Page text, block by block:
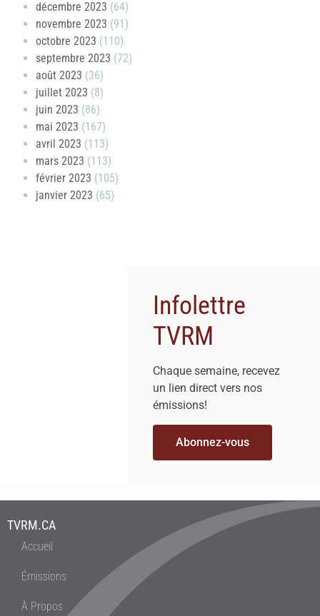
décembre 2023 (64)
novembre 2023 (91)
octobre 2023 (110)
septembre 2023 (72)
août 2023 (36)
juillet 2023 (8)
juin 2023 (86)
mai 2023 (167)
avril 2023 (113)
mars 2023 (113)
février 2023 (105)
janvier 2023 (65)
Infolettre
TVRM
Chaque semaine, recevez
un lien direct vers nos
émissions!
Abonnez-vous
TVRM.CA
Accueil
Émissions
À Propos